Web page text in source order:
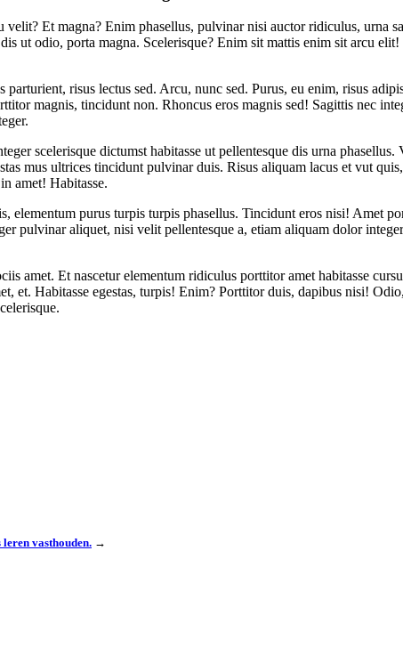
Et magna? Enim phasellus, pulvinar nisi auctor ridiculus, urna
ut odio, porta magna. Scelerisque? Enim sit mattis enim sit arcu
risus lectus sed. Arcu, nunc sed. Purus, eu enim, risus
magnis, tincidunt non. Rhoncus eros magnis sed! Sagittis nec
scelerisque dictumst habitasse ut pellentesque dis urna
mus ultrices tincidunt pulvinar duis. Risus aliquam lacus et vut
amet! Habitasse.
elementum purus turpis turpis phasellus. Tincidunt eros nisi! Amet
pulvinar aliquet, nisi velit pellentesque a, etiam aliquam dolor
amet. Et nascetur elementum ridiculus porttitor amet habitasse
et. Habitasse egestas, turpis! Enim? Porttitor duis, dapibus nisi!
vasthouden. →